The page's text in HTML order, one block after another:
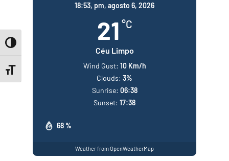
Toggle High Contrast
Toggle Font size
18:53, pm, agosto 6, 2026
21 °C
Céu Limpo
68 %
Wind Gust: 10 Km/h
Clouds: 3%
Sunrise: 06:38
Sunset: 17:38
Weather from OpenWeatherMap